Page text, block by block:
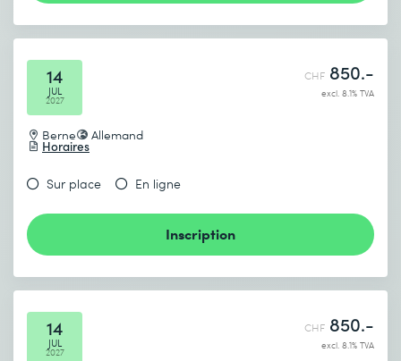
14
JUL
2027
Berne Allemand
Horaires
CHF 850.-
excl. 8.1% TVA
Sur place En ligne
Inscription
14
JUL
2027
CHF 850.-
excl. 8.1% TVA